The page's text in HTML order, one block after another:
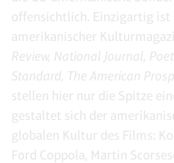
offensichtlich. Einzigartig ist
amerikanischer
Review, National Journal,
Standard, The American
stellen hier nur die Spitze
gestaltet sich der
globalen Kultur des Films:
Ford Coppola, Martin